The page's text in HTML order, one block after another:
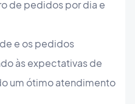
de pedidos por dia e
e os pedidos
às expectativas de
um ótimo atendimento